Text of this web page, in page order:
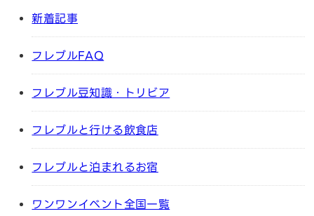
新着記事
フレブルFAQ
フレブル豆知識・トリビア
フレブルと行ける飲食店
フレブルと泊まれるお宿
ワンワンイベント全国一覧